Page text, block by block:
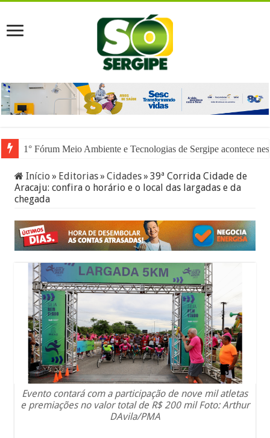
1° Fórum Meio Ambiente e Tecnologias de Sergipe acontece
Início » Editorias» Cidades» 39ª Corrida Cidade de
Aracaju: confira o horário e o local das largadas e da
chegada
Evento contará com a participação de nove mil atletas
e premiações no valor total de R$ 200 mil Foto: Arthur
DAvila/PMA